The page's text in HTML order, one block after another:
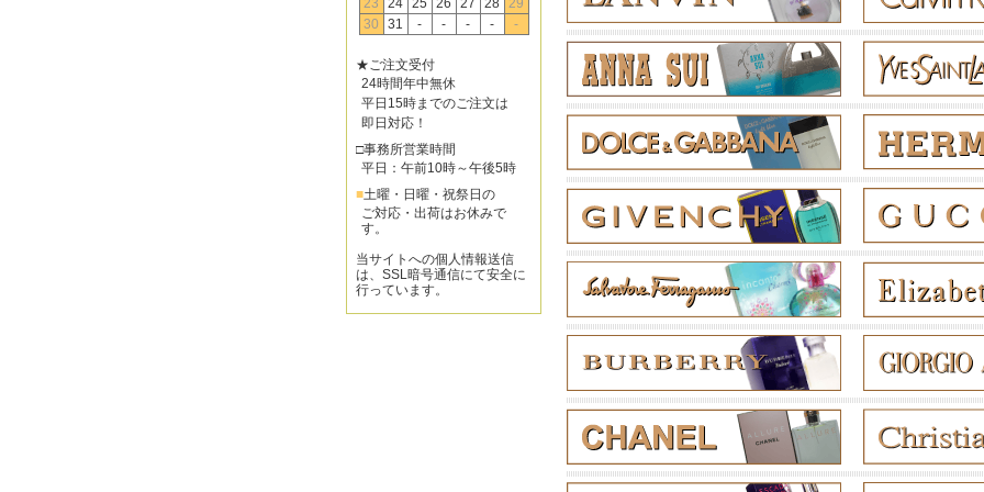
23 24 25 26 27 28 29
30
31 - - - - -
★ご注文受付
24時間年中無休
平日15時までのご注文は
即日対応！
□事務所営業時間
平日：午前10時～午後5時
■土曜・日曜・祝祭日の
ご対応・出荷はお休みで
す。
当サイトへの個人情報送信
は、SSL暗号通信にて安全に
行っています。